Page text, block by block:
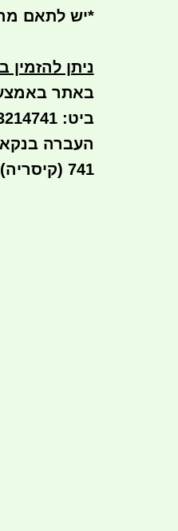
*יש לתאם
ניתן
באתר
ביט: 052-3214741
741 (קיסריה)